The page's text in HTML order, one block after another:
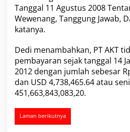
u
a
l
l
B
B
M
Tanggal 11 Agustus 2008
Wewenang, Tanggung Jawab,
katanya.
Dedi menambahkan, PT AKT
pembayaran sejak tanggal 14
2012 dengan jumlah sebesar
dan USD 4,738,465.64 atau
451,663,843,083,20.
Laman berikutnya